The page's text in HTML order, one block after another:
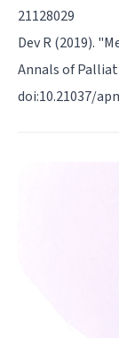
21128029
Dev R (2019).
Annals of
doi:10.21037/